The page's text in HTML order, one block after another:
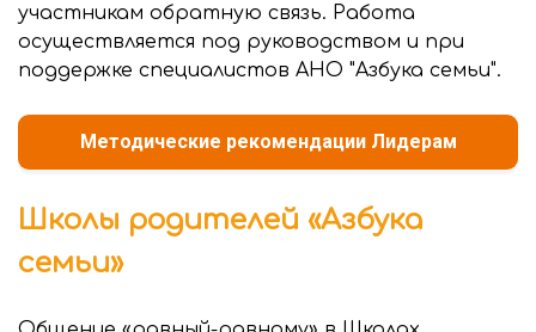
участникам обратную связь. Работа
осуществляется под руководством и при
поддержке специалистов АНО "Азбука семьи".
Методические рекомендации Лидерам
Школы родителей «Азбука
семьи»